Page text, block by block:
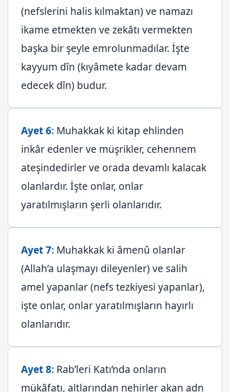
(nefslerini halis kılmaktan) ve namazı
ikame etmekten ve zekâtı vermekten
başka bir şeyle emrolunmadılar. İşte
kayyum dîn (kıyâmete kadar devam
edecek dîn) budur.
Ayet 6: Muhakkak ki kitap ehlinden
inkâr edenler ve müşrikler, cehennem
ateşindedirler ve orada devamlı kalacak
olanlardır. İşte onlar, onlar
yaratılmışların şerli olanlarıdır.
Ayet 7: Muhakkak ki âmenû olanlar
(Allah’a ulaşmayı dileyenler) ve salih
amel yapanlar (nefs tezkiyesi yapanlar),
işte onlar, onlar yaratılmışların hayırlı
olanlarıdır.
Ayet 8: Rab’leri Katı’nda onların
mükâfatı, altlarından nehirler akan adn